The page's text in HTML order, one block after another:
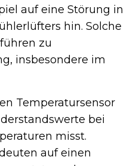
auf eine Störung in
hin. Solche
zu
insbesondere im
Temperatursensor
bei
misst.
auf einen